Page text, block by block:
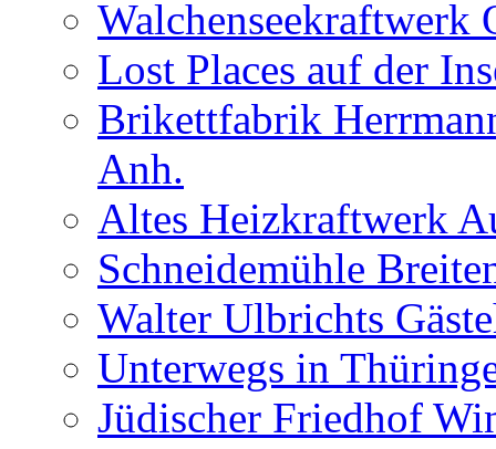
Walchenseekraftwerk
Lost Places auf der
Brikettfabrik
Anh.
Altes Heizkraftwerk
Schneidemühle
Walter Ulbrichts
Unterwegs in
Jüdischer Friedhof